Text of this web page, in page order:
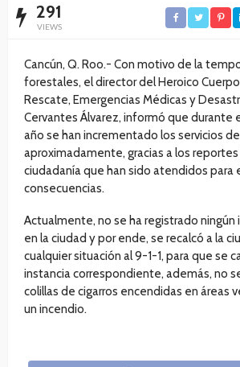
291
VIEWS
Cancún, Q. Roo.- Con motivo de la
forestales, el director del Heroico
Rescate, Emergencias Médicas y
Cervantes Álvarez, informó que durante
año se han incrementado los servicios
aproximadamente, gracias a los
ciudadanía que han sido atendidos para
consecuencias.
Actualmente, no se ha registrado
en la ciudad y por ende, se recalcó a la
cualquier situación al 9-1-1, para que se
instancia correspondiente, además, no
colillas de cigarros encendidas en áreas
un incendio.